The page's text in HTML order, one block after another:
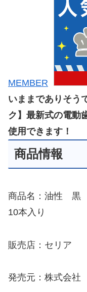
MEMBER
いままでありそう
ク】最新式の電動
使用できます！
商品情報
商品名：油性 黒
10本入り
販売店：セリア
発売元：株式会